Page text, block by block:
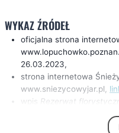
WYKAZ ŹRÓDEŁ
oficjalna strona
26.03.2023,
strona internetowa
www.sniezycowyjar.pl,
wpis
Rezerwat
link
Śnieżyca wiosenna